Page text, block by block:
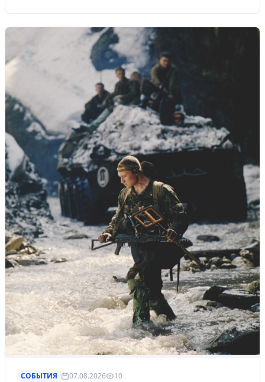
СОБЫТИЯ 07.08.2026 10